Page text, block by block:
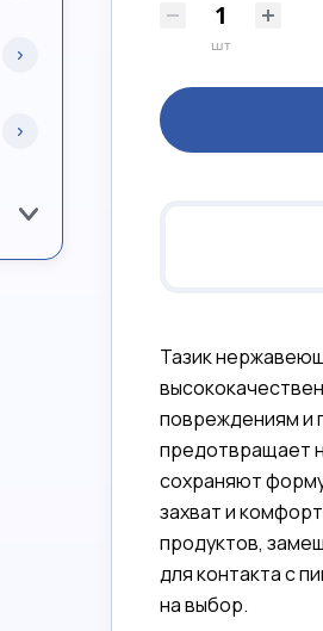
шт
Тазик
повреждениям и
предотвращает
сохраняют
захват и
продуктов,
для контакта с
на выбор.